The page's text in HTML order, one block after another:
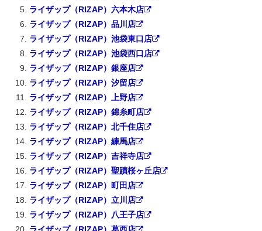
ライザップ（RIZAP）六本木店
ライザップ（RIZAP）品川店
ライザップ（RIZAP）池袋東口店
ライザップ（RIZAP）池袋西口店
ライザップ（RIZAP）銀座店
ライザップ（RIZAP）汐留店
ライザップ（RIZAP）上野店
ライザップ（RIZAP）錦糸町店
ライザップ（RIZAP）北千住店
ライザップ（RIZAP）練馬店
ライザップ（RIZAP）吉祥寺店
ライザップ（RIZAP）聖蹟桜ヶ丘店
ライザップ（RIZAP）町田店
ライザップ（RIZAP）立川店
ライザップ（RIZAP）八王子店